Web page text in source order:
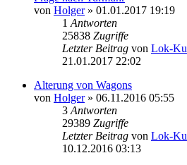
von Holger» 01.01.2017 19:19
1 Antworten
25838 Zugriffe
Letzter Beitrag von Lok-
21.01.2017 22:02
Alterung von Wagons
von Holger» 06.11.2016 05:55
3 Antworten
29389 Zugriffe
Letzter Beitrag von Lok-
10.12.2016 03:13